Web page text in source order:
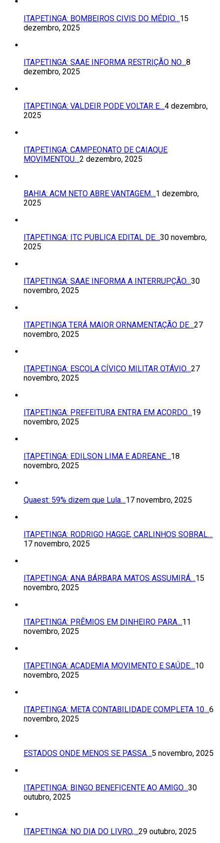
ITAPETINGA: BOMBEIROS CIVIS DO MÉDIO…15
dezembro, 2025
ITAPETINGA: SAAE INFORMA RESTRIÇÃO NO…8
dezembro, 2025
ITAPETINGA: VALDEIR PODE VOLTAR E…4 dezembro,
2025
ITAPETINGA: CAMPEONATO DE CAIAQUE
MOVIMENTOU…2 dezembro, 2025
BAHIA: ACM NETO ABRE VANTAGEM…1 dezembro,
2025
ITAPETINGA: ITC PUBLICA EDITAL DE…30 novembro,
2025
ITAPETINGA: SAAE INFORMA A INTERRUPÇÃO…30
novembro, 2025
ITAPETINGA TERÁ MAIOR ORNAMENTAÇÃO DE…27
novembro, 2025
ITAPETINGA: ESCOLA CÍVICO MILITAR OTÁVIO…27
novembro, 2025
ITAPETINGA: PREFEITURA ENTRA EM ACORDO…19
novembro, 2025
ITAPETINGA: EDILSON LIMA E ADREANE…18
novembro, 2025
Quaest: 59% dizem que Lula…17 novembro, 2025
ITAPETINGA: RODRIGO HAGGE, CARLINHOS SOBRAL…
17 novembro, 2025
ITAPETINGA: ANA BÁRBARA MATOS ASSUMIRÁ…15
novembro, 2025
ITAPETINGA: PRÊMIOS EM DINHEIRO PARA…11
novembro, 2025
ITAPETINGA: ACADEMIA MOVIMENTO E SAÚDE…10
novembro, 2025
ITAPETINGA: META CONTABILIDADE COMPLETA 10…6
novembro, 2025
ESTADOS ONDE MENOS SE PASSA…5 novembro, 2025
ITAPETINGA: BINGO BENEFICENTE AO AMIGO…30
outubro, 2025
ITAPETINGA: NO DIA DO LIVRO,…29 outubro, 2025